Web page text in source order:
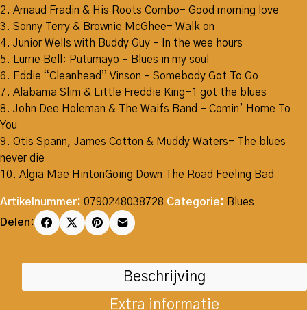
2. Arnaud Fradin & His Roots Combo- Good morning love
3. Sonny Terry & Brownie McGhee- Walk on
4. Junior Wells with Buddy Guy – In the wee hours
5. Lurrie Bell: Putumayo – Blues in my soul
6. Eddie “Cleanhead” Vinson – Somebody Got To Go
7. Alabama Slim & Little Freddie King-1 got the blues
8. John Dee Holeman & The Waifs Band – Comin’ Home To
You
9. Otis Spann, James Cotton & Muddy Waters- The blues
never die
10. Algia Mae HintonGoing Down The Road Feeling Bad
Artikelnummer: 0790248038728 Categorie: Blues
Delen:
Beschrijving
Extra informatie